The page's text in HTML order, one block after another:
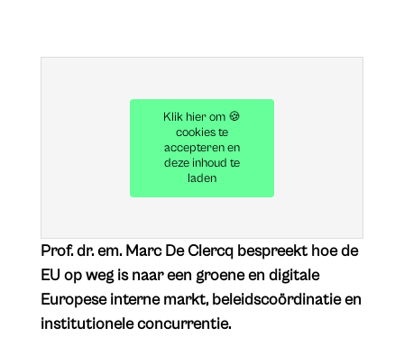
Klik hier om 🍪
cookies te
accepteren en
deze inhoud te
laden
Prof. dr. em. Marc De Clercq bespreekt hoe de
EU op weg is naar een groene en digitale
Europese interne markt, beleidscoördinatie en
institutionele concurrentie.